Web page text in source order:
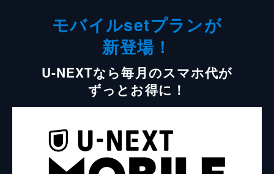
モバイルsetプランが
新登場！
U-NEXTなら毎月のスマホ代が
ずっとお得に！